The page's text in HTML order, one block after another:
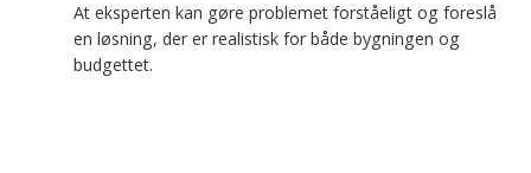
At eksperten kan gøre problemet forståeligt og foreslå
en løsning, der er realistisk for både bygningen og
budgettet.